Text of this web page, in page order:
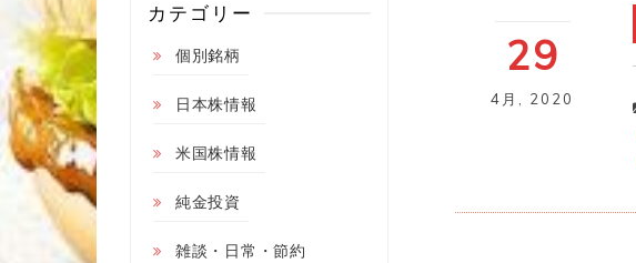
29
4月 2020
カテゴリー
個別銘柄
日本株情報
米国株情報
純金投資
雑談・日常・節約